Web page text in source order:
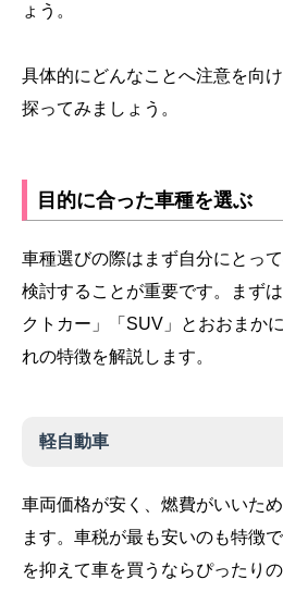
ょう。
具体的にどんなことへ注意を向
探ってみましょう。
目的に合った車種を選ぶ
車種選びの際はまず自分にとっ
検討することが重要です。まず
クトカー」「SUV」とおおまか
れの特徴を解説します。
軽自動車
車両価格が安く、燃費がいいた
ます。車税が最も安いのも特徴
を抑えて車を買うならぴったり